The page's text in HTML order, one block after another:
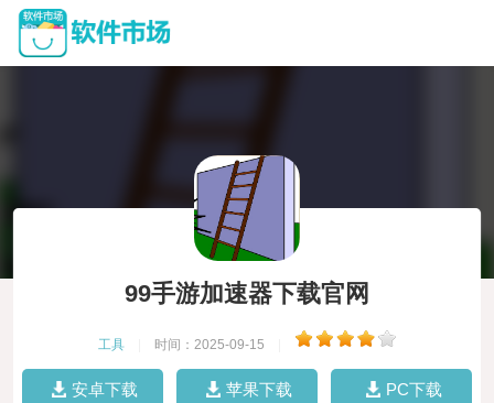
99手游加速器下载官网
工具 时间：2025-09-15
安卓下载 苹果下载 PC下载